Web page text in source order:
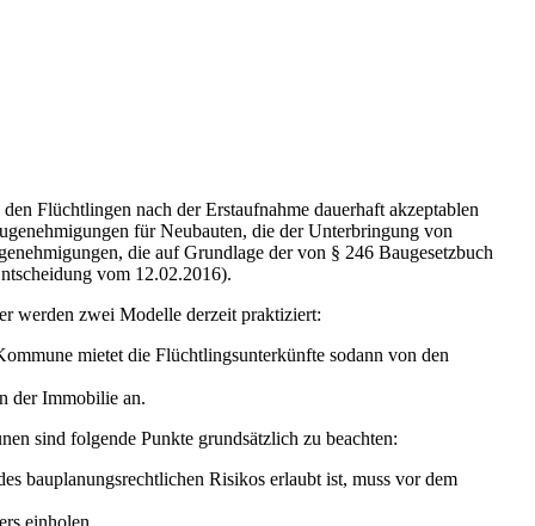
Flüchtlingen nach der Erstaufnahme dauerhaft akzeptablen
für Neubauten, die der Unterbringung von
die auf Grundlage der von § 246 Baugesetzbuch
vom 12.02.2016).
werden zwei Modelle derzeit praktiziert:
mietet die Flüchtlingsunterkünfte sodann von den
der Immobilie an.
sind folgende Punkte grundsätzlich zu beachten:
bauplanungsrechtlichen Risikos erlaubt ist, muss vor dem
einholen.